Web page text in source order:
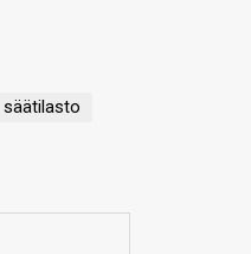
säätilasto